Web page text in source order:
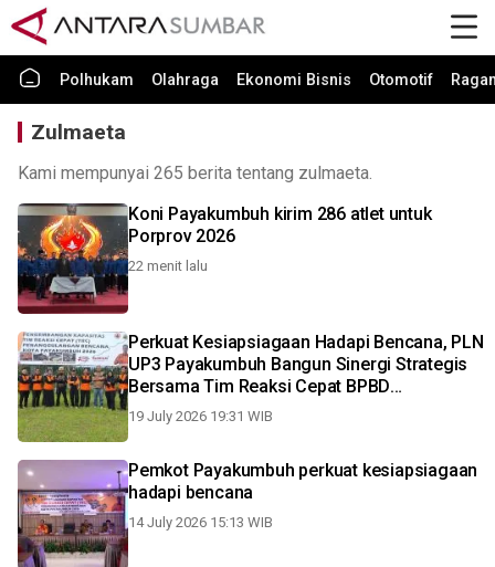
Polhukam Olahraga Ekonomi Bisnis Otomotif
Zulmaeta
Kami mempunyai 265 berita tentang zulmaeta.
Koni Payakumbuh kirim 286 atlet untuk
Porprov 2026
22 menit lalu
Perkuat Kesiapsiagaan Hadapi Bencana, PLN
UP3 Payakumbuh Bangun Sinergi Strategis
Bersama Tim Reaksi Cepat BPBD
Payakumbuh
19 July 2026 19:31 WIB
Pemkot Payakumbuh perkuat kesiapsiagaan
hadapi bencana
14 July 2026 15:13 WIB